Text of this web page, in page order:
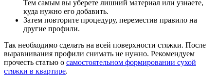
Тем самым вы уберете лишний материал или узнаете,
куда нужно его добавить.
Затем повторите процедуру, переместив правило на
другие профили.
Так необходимо сделать на всей поверхности стяжки. После
выравнивания профили снимать не нужно. Рекомендуем
прочесть статью о самостоятельном формировании сухой
стяжки в квартире.